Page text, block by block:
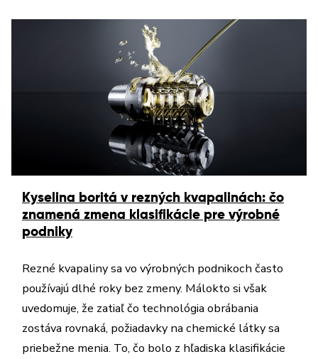
Kyselina boritá v rezných kvapalinách: čo
znamená zmena klasifikácie pre výrobné
podniky
Rezné kvapaliny sa vo výrobných podnikoch často
používajú dlhé roky bez zmeny. Málokto si však
uvedomuje, že zatiaľ čo technológia obrábania
zostáva rovnaká, požiadavky na chemické látky sa
priebežne menia. To, čo bolo z hľadiska klasifikácie